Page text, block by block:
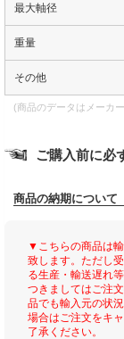
最大軸径
重量
その他
(商品のデータはメーカ
ご購入前に必
商品の納期につい
▼こちらの商品は
致します。ただし
る生産・輸送遅れ
つきましてはご注
品でも輸入元の状
場合はご注文をキ
了承ください。